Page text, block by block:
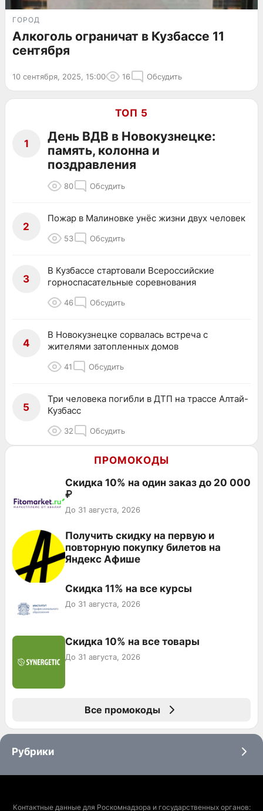
ГОРОД
Алкоголь ограничат в Кузбассе 11
сентября
10 сентября, 2025, 15:00 16 Обсудить
ТОП 5
1
День ВДВ в Новокузнецке:
память, колонна и
поздравления
80 Обсудить
2
Пожар в Малиновке унёс жизни двух человек
53 Обсудить
3
В Кузбассе стартовали Всероссийские
горноспасательные соревнования
46 Обсудить
4
В Новокузнецке сорвалась встреча с
жителями затопленных домов
41 Обсудить
5
Три человека погибли в ДТП на трассе Алтай-
Кузбасс
32 Обсудить
ПРОМОКОДЫ
Скидка 10% на один заказ до 20 000
₽
До 31 августа, 2026
Получить скидку на первую и
повторную покупку билетов на
Яндекс Афише
Скидка 11% на все курсы
До 31 августа, 2026
Скидка 10% на все товары
До 31 августа, 2026
Все промокоды
Рубрики
Контактные данные для Роскомнадзора и государственных органов: